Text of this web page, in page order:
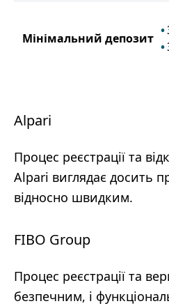
Мінімальний депозит
Alpari
Процес реєстрації та
Alpari виглядає досить
відносно швидким.
FIBO Group
Процес реєстрації та
безпечним, і